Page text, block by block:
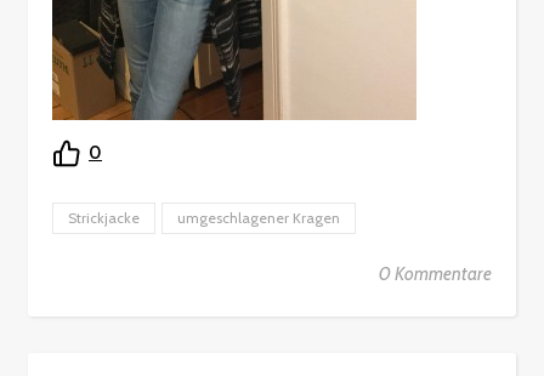
0
Strickjacke umgeschlagener Kragen
0 Kommentare